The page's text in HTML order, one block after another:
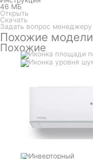
46 МБ
Открыть
Скачать
Задать вопрос менеджеру
Похожие модели
Похожие